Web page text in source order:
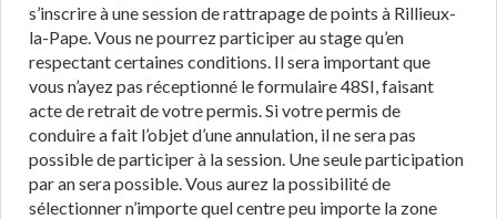
s’inscrire à une session de rattrapage de points à Rillieux-
la-Pape. Vous ne pourrez participer au stage qu’en
respectant certaines conditions. Il sera important que
vous n’ayez pas réceptionné le formulaire 48SI, faisant
acte de retrait de votre permis. Si votre permis de
conduire a fait l’objet d’une annulation, il ne sera pas
possible de participer à la session. Une seule participation
par an sera possible. Vous aurez la possibilité de
sélectionner n’importe quel centre peu importe la zone